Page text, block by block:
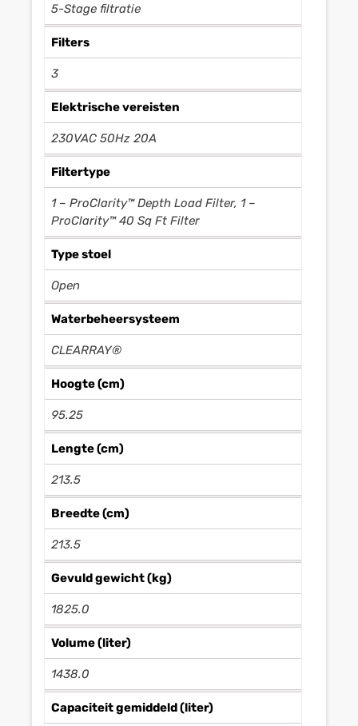
5-Stage filtratie
Filters
3
Elektrische vereisten
230VAC 50Hz 20A
Filtertype
1 – ProClarity™ Depth Load Filter, 1 –
ProClarity™ 40 Sq Ft Filter
Type stoel
Open
Waterbeheersysteem
CLEARRAY®
Hoogte (cm)
95.25
Lengte (cm)
213.5
Breedte (cm)
213.5
Gevuld gewicht (kg)
1825.0
Volume (liter)
1438.0
Capaciteit gemiddeld (liter)